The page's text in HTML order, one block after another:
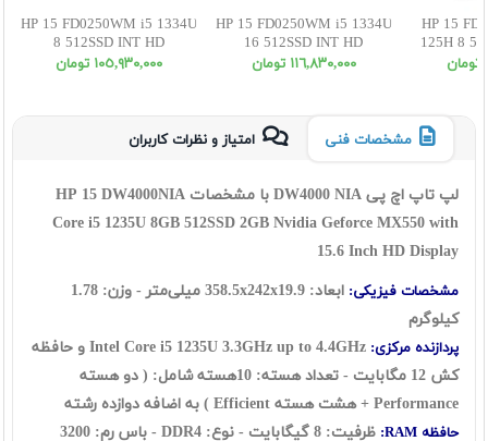
HP 15 FD0250WM i5 1334U
8 512SSD INT HD
١٠٥,٩٣٠,٠٠٠ تومان
HP 15 FD0250WM i5 1334U
16 512SSD INT HD
١١٦,٨٣٠,٠٠٠ تومان
HP 15
125H 8
مشخصات فنی امتیاز و نظرات کاربران
لپ تاپ اچ پی DW4000 NIA با مشخصات HP 15 DW4000NIA
Core i5 1235U 8GB 512SSD 2GB Nvidia Geforce MX550 with
15.6 Inch HD Display
مشخصات فیزیکی:
ابعاد: 358.5x242x19.9 میلی‌متر - وزن: 1.78
کیلوگرم
پردازنده مرکزی:
Intel Core i5 1235U 3.3GHz up to 4.4GHz و حافظه
کش 12 مگابایت - تعداد هسته: 10هسته شامل: ( دو هسته
Performance + هشت هسته Efficient ) به اضافه دوازده رشته
حافظه RAM: ظرفیت: 8 گیگابایت - نوع: DDR4 - باس رم: 3200